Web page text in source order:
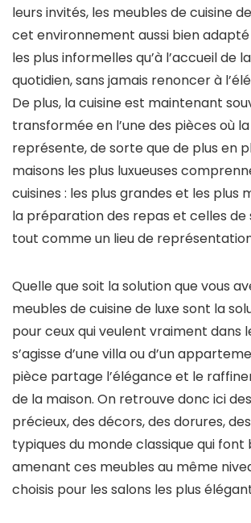
leurs invités, les meubles de cuisine
cet environnement aussi bien adapté
les plus informelles qu’à l’accueil de
quotidien, sans jamais renoncer à
De plus, la cuisine est maintenant
transformée en l’une des pièces où
représente, de sorte que de plus en
maisons les plus luxueuses
cuisines : les plus grandes et les plus
la préparation des repas et celles de
tout comme un lieu de
Quelle que soit la solution que vous
meubles de cuisine de luxe sont la
pour ceux qui veulent vraiment dans
s’agisse d’une villa ou d’un
pièce partage l’élégance et le
de la maison. On retrouve donc ici
précieux, des décors, des dorures,
typiques du monde classique qui font
amenant ces meubles au même
choisis pour les salons les plus